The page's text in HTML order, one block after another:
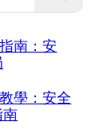
南：安
學：安全
南